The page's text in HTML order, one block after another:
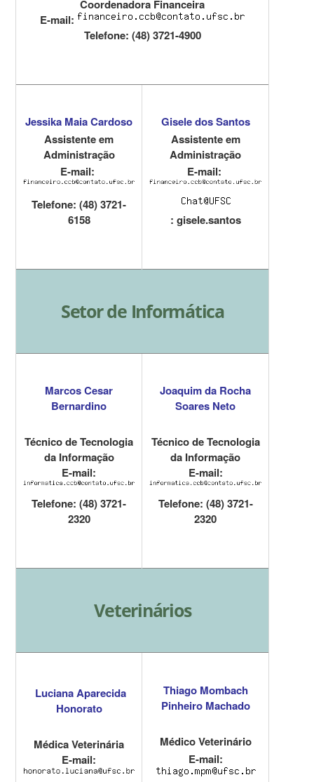
Coordenadora Financeira
E-mail:
Telefone: (48) 3721-4900
Jessika Maia Cardoso
Assistente em
Administração
E-mail:
Telefone: (48) 3721-
6158
Gisele dos Santos
Assistente em
Administração
E-mail:
: gisele.santos
Setor de Informática
Marcos Cesar
Bernardino
Técnico de Tecnologia
da Informação
E-mail:
Telefone: (48) 3721-
2320
Joaquim da Rocha
Soares Neto
Técnico de Tecnologia
da Informação
E-mail:
Telefone: (48) 3721-
2320
Veterinários
Luciana Aparecida
Honorato
Médica Veterinária
E-mail:
Thiago Mombach
Pinheiro Machado
Médico Veterinário
E-mail: